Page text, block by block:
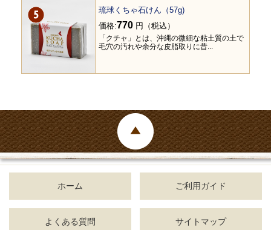
琉球くちゃ石けん（57g)
価格:770 円（税込）
「クチャ」とは、沖縄の微細な粘土質の土で
毛穴の汚れや余分な皮脂取りに昔...
ホーム ご利用ガイド
よくある質問 サイトマップ